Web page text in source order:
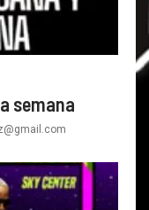
semana